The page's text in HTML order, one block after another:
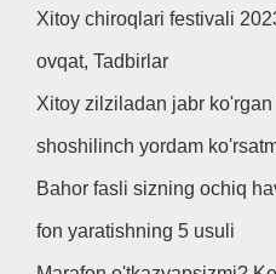
Xitoy chiroqlari festivali
ovqat, Tadbirlar
Xitoy zilziladan jabr
shoshilinch yordam
Bahor fasli sizning ochiq
fon yaratishning 5 usuli